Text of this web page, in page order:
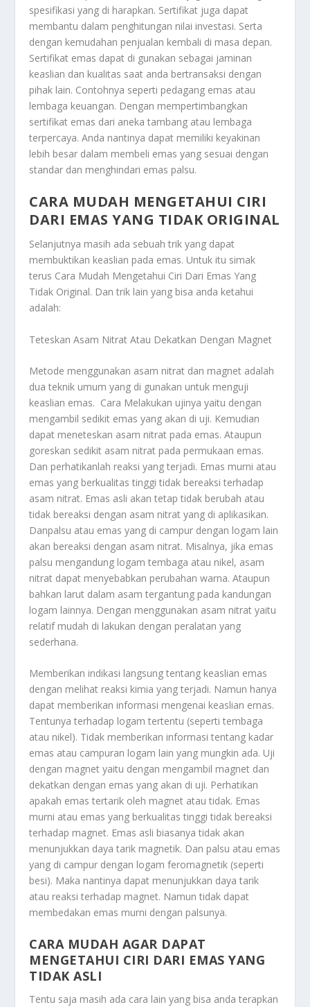
spesifikasi yang di harapkan. Sertifikat juga dapat
membantu dalam penghitungan nilai investasi. Serta
dengan kemudahan penjualan kembali di masa depan.
Sertifikat emas dapat di gunakan sebagai jaminan
keaslian dan kualitas saat anda bertransaksi dengan
pihak lain. Contohnya seperti pedagang emas atau
lembaga keuangan. Dengan mempertimbangkan
sertifikat emas dari aneka tambang atau lembaga
terpercaya. Anda nantinya dapat memiliki keyakinan
lebih besar dalam membeli emas yang sesuai dengan
standar dan menghindari emas palsu.
CARA MUDAH MENGETAHUI CIRI
DARI EMAS YANG TIDAK ORIGINAL
Selanjutnya masih ada sebuah trik yang dapat
membuktikan keaslian pada emas. Untuk itu simak
terus Cara Mudah Mengetahui Ciri Dari Emas Yang
Tidak Original. Dan trik lain yang bisa anda ketahui
adalah:
Teteskan Asam Nitrat Atau Dekatkan Dengan Magnet
Metode menggunakan asam nitrat dan magnet adalah
dua teknik umum yang di gunakan untuk menguji
keaslian emas. Cara Melakukan ujinya yaitu dengan
mengambil sedikit emas yang akan di uji. Kemudian
dapat meneteskan asam nitrat pada emas. Ataupun
goreskan sedikit asam nitrat pada permukaan emas.
Dan perhatikanlah reaksi yang terjadi. Emas murni atau
emas yang berkualitas tinggi tidak bereaksi terhadap
asam nitrat. Emas asli akan tetap tidak berubah atau
tidak bereaksi dengan asam nitrat yang di aplikasikan.
Danpalsu atau emas yang di campur dengan logam lain
akan bereaksi dengan asam nitrat. Misalnya, jika emas
palsu mengandung logam tembaga atau nikel, asam
nitrat dapat menyebabkan perubahan warna. Ataupun
bahkan larut dalam asam tergantung pada kandungan
logam lainnya. Dengan menggunakan asam nitrat yaitu
relatif mudah di lakukan dengan peralatan yang
sederhana.
Memberikan indikasi langsung tentang keaslian emas
dengan melihat reaksi kimia yang terjadi. Namun hanya
dapat memberikan informasi mengenai keaslian emas.
Tentunya terhadap logam tertentu (seperti tembaga
atau nikel). Tidak memberikan informasi tentang kadar
emas atau campuran logam lain yang mungkin ada. Uji
dengan magnet yaitu dengan mengambil magnet dan
dekatkan dengan emas yang akan di uji. Perhatikan
apakah emas tertarik oleh magnet atau tidak. Emas
murni atau emas yang berkualitas tinggi tidak bereaksi
terhadap magnet. Emas asli biasanya tidak akan
menunjukkan daya tarik magnetik. Dan palsu atau emas
yang di campur dengan logam feromagnetik (seperti
besi). Maka nantinya dapat menunjukkan daya tarik
atau reaksi terhadap magnet. Namun tidak dapat
membedakan emas murni dengan palsunya.
CARA MUDAH AGAR DAPAT
MENGETAHUI CIRI DARI EMAS YANG
TIDAK ASLI
Tentu saja masih ada cara lain yang bisa anda terapkan